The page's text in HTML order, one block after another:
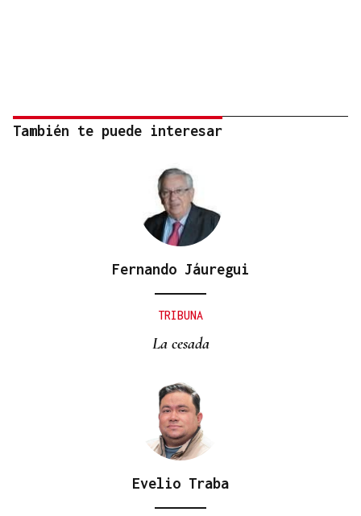
También te puede interesar
Fernando Jáuregui
TRIBUNA
La cesada
Evelio Traba